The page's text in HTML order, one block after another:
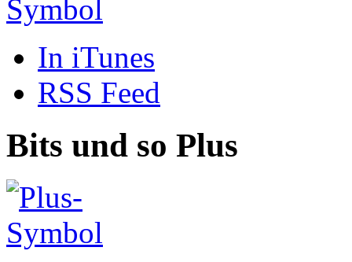
In iTunes
RSS Feed
Bits und so Plus